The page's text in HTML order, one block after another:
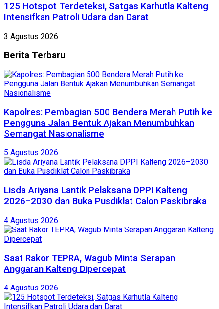
125 Hotspot Terdeteksi, Satgas Karhutla Kalteng
Intensifkan Patroli Udara dan Darat
3 Agustus 2026
Berita Terbaru
Kapolres: Pembagian 500 Bendera Merah Putih ke
Pengguna Jalan Bentuk Ajakan Menumbuhkan
Semangat Nasionalisme
5 Agustus 2026
Lisda Ariyana Lantik Pelaksana DPPI Kalteng
2026–2030 dan Buka Pusdiklat Calon Paskibraka
4 Agustus 2026
Saat Rakor TEPRA, Wagub Minta Serapan
Anggaran Kalteng Dipercepat
4 Agustus 2026